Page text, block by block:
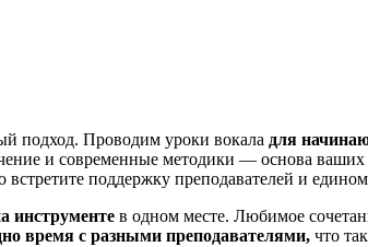
подход. Проводим уроки вокала для
и современные методики — основа
встретите поддержку преподавателей и
инструменте в одном месте. Любимое
время с разными преподавателями, что